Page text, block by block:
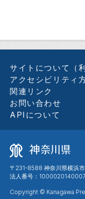
サイトについて（
アクセシビリティ
関連リンク
お問い合わせ
APIについて
〒231-8588 神奈川県横浜
法人番号：1000020140007
Copyright © Kanagawa